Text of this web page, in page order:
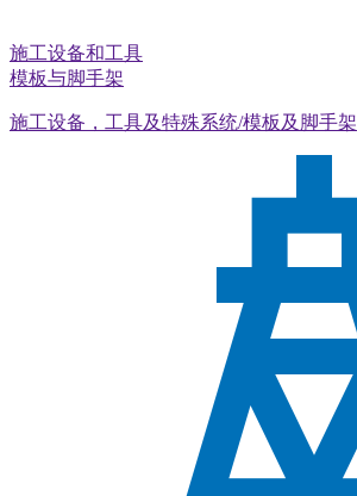
施工设备和工具
模板与脚手架
施工设备，工具及特殊系统/模板及脚手架